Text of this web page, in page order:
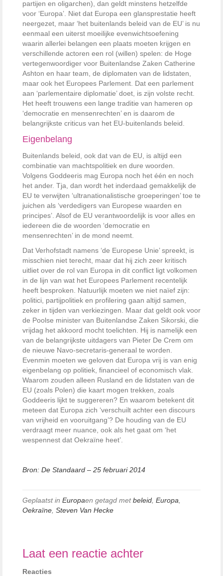
partijen en oligarchen), dan geldt minstens hetzelfde
voor ‘Europa’. Niet dat Europa een glansprestatie heeft
neergezet, maar ‘het buitenlands beleid van de EU’ is nu
eenmaal een uiterst moeilijke evenwichtsoefening
waarin allerlei belangen een plaats moeten krijgen en
verschillende actoren een rol (willen) spelen: de Hoge
vertegenwoordiger voor Buitenlandse Zaken Catherine
Ashton en haar team, de diplomaten van de lidstaten,
maar ook het Europees Parlement. Dat een parlement
aan ‘parlementaire diplomatie’ doet, is zijn volste recht.
Het heeft trouwens een lange traditie van hameren op
‘democratie en mensenrechten’ en is daarom de
belangrijkste criticus van het EU-buitenlands beleid.
Eigenbelang
Buitenlands beleid, ook dat van de EU, is altijd een
combinatie van machtspolitiek en dure woorden.
Volgens Goddeeris mag Europa noch het één en noch
het ander. Tja, dan wordt het inderdaad gemakkelijk de
EU te verwijten ‘ultranationalistische groeperingen’ toe te
juichen als ‘verdedigers van Europese waarden en
principes’. Alsof de EU verantwoordelijk is voor alles en
iedereen die de woorden ‘democratie en
mensenrechten’ in de mond neemt.
Dat Verhofstadt namens ‘de Europese Unie’ spreekt, is
misschien niet terecht, maar dat hij zich zeer kritisch
uitliet over de rol van Europa in dit conflict ligt volkomen
in de lijn van wat het Europees Parlement recentelijk
heeft besproken. Natuurlijk moeten we niet naïef zijn:
politici, partijpolitiek en profilering gaan altijd samen,
zeker in tijden van verkiezingen. Maar dat geldt ook voor
de Poolse minister van Buitenlandse Zaken Sikorski, die
vrijdag het akkoord mocht toelichten. Hij is namelijk een
van de belangrijkste uitdagers van Pieter De Crem om
de nieuwe Navo-secretaris-generaal te worden.
Evenmin moeten we geloven dat Europa vrij is van enig
eigenbelang op politiek, financieel of economisch vlak.
Waarom zouden alleen Rusland en de lidstaten van de
EU (zoals Polen) die kaart mogen trekken, zoals
Goddeeris lijkt te suggereren? En waarom betekent dit
meteen dat Europa zich ‘verschuilt achter een discours
van vrijheid en vooruitgang’? De houding van de EU
verdraagt meer nuance, ook als het gaat om ‘het
wespennest dat Oekraïne heet’.
Bron: De Standaard – 25 februari 2014
Geplaatst in Europaen getagd metbeleid Europa
Oekraïne Steven Van Hecke
Laat een reactie achter
Reacties